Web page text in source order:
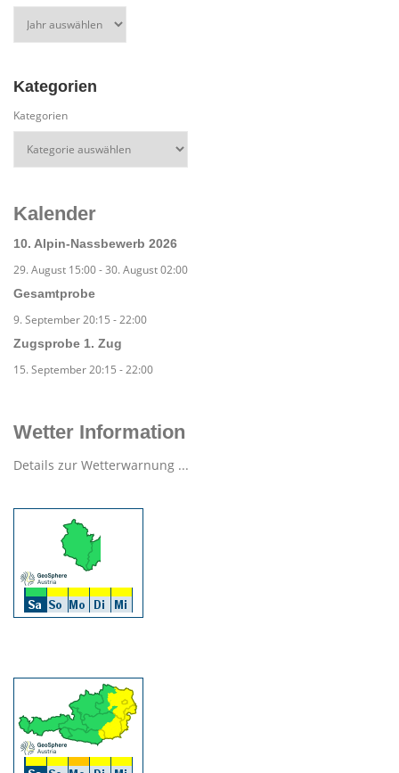
Kategorien
Kategorien
Kalender
10. Alpin-Nassbewerb 2026
29. August 15:00-30. August 02:00
Gesamtprobe
9. September 20:15 -22:00
Zugsprobe 1. Zug
15. September 20:15 -22:00
Wetter Information
Details zur Wetterwarnung ...